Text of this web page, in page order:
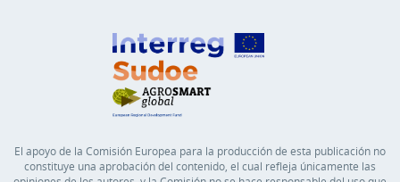
El apoyo de la Comisión Europea para la producción de esta publicación no
constituye una aprobación del contenido, el cual refleja únicamente las